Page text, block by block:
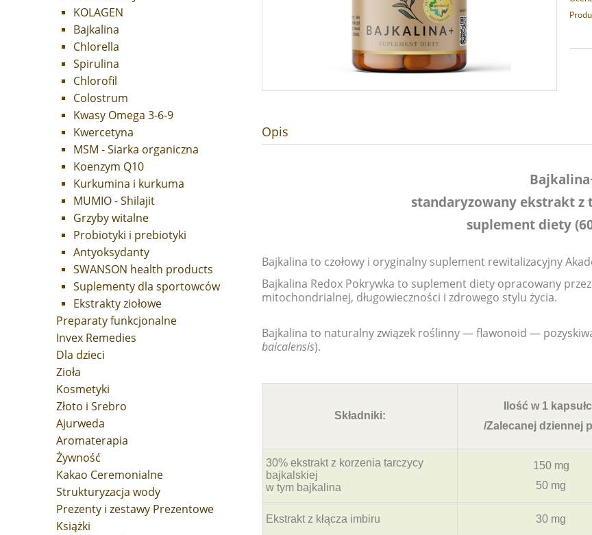
KOLAGEN
Bajkalina
Chlorella
Spirulina
Chlorofil
Colostrum
Kwasy Omega 3-6-9
Kwercetyna
MSM - Siarka organiczna
Koenzym Q10
Kurkumina i kurkuma
MUMIO - Shilajit
Grzyby witalne
Probiotyki i prebiotyki
Antyoksydanty
SWANSON health products
Suplementy dla sportowców
Ekstrakty ziołowe
Preparaty funkcjonalne
Invex Remedies
Dla dzieci
Zioła
Kosmetyki
Złoto i Srebro
Ajurweda
Aromaterapia
Żywność
Kakao Ceremonialne
Strukturyzacja wody
Prezenty i zestawy Prezentowe
Książki
Opis
standaryzowany ekstrakt z
suplement diety
Bajkalina to czołowy i oryginalny suplement rewitalizacyjny
Bajkalina Redox Pokrywka to suplement diety opracowany
mitochondrialnej, długowieczności i zdrowego stylu życia.
Bajkalina to naturalny związek roślinny — flawonoid —
baicalensis).
Składniki:
Ilość w 1
/Zalecanej dziennej
30% ekstrakt z korzenia tarczycy
bajkalskiej
w tym bajkalina
150 mg
50 mg
Ekstrakt z kłącza imbiru 30 mg